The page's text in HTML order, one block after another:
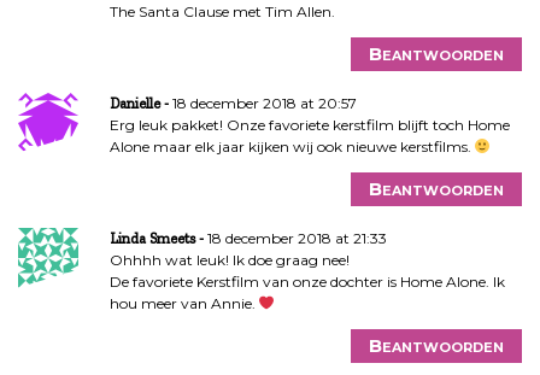
The Santa Clause met Tim Allen.
Beantwoorden
Danielle
18 december 2018 at 20:57
Erg leuk pakket! Onze favoriete kerstfilm blijft toch Home
Alone maar elk jaar kijken wij ook nieuwe kerstfilms.
Beantwoorden
Linda Smeets
18 december 2018 at 21:33
Ohhhh wat leuk! Ik doe graag nee!
De favoriete Kerstfilm van onze dochter is Home Alone. Ik
hou meer van Annie.
Beantwoorden